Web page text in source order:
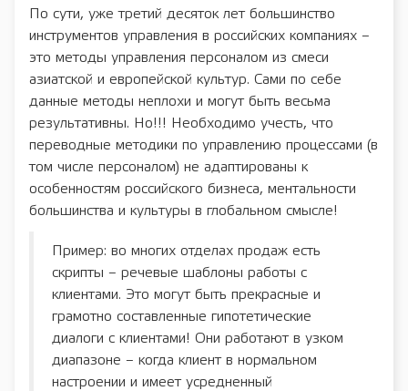
По сути, уже третий десяток лет большинство
инструментов управления в российских компаниях –
это методы управления персоналом из смеси
азиатской и европейской культур. Сами по себе
данные методы неплохи и могут быть весьма
результативны. Но!!! Необходимо учесть, что
переводные методики по управлению процессами (в
том числе персоналом) не адаптированы к
особенностям российского бизнеса, ментальности
большинства и культуры в глобальном смысле!
Пример: во многих отделах продаж есть
скрипты – речевые шаблоны работы с
клиентами. Это могут быть прекрасные и
грамотно составленные гипотетические
диалоги с клиентами! Они работают в узком
диапазоне – когда клиент в нормальном
настроении и имеет усредненный